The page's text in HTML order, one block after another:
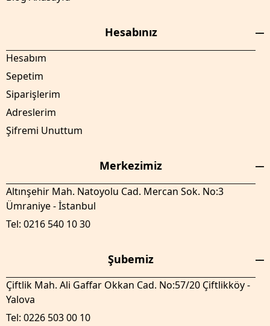
Hesabınız
Hesabım
Sepetim
Siparişlerim
Adreslerim
Şifremi Unuttum
Merkezimiz
Altınşehir Mah. Natoyolu Cad. Mercan Sok. No:3
Ümraniye - İstanbul
Tel: 0216 540 10 30
Şubemiz
Çiftlik Mah. Ali Gaffar Okkan Cad. No:57/20 Çiftlikköy -
Yalova
Tel: 0226 503 00 10